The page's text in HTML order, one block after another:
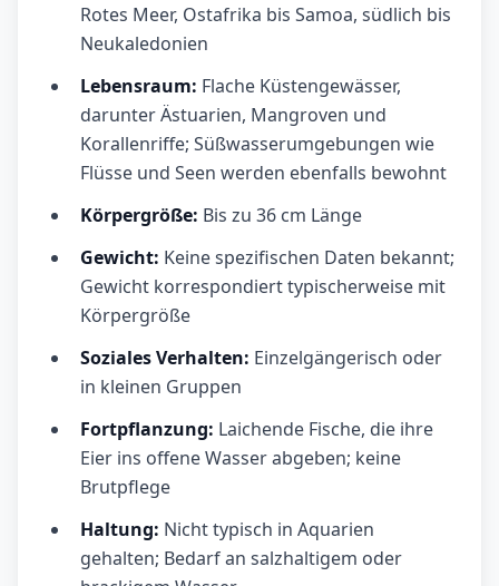
Rotes Meer, Ostafrika bis Samoa, südlich bis
Neukaledonien
Lebensraum: Flache Küstengewässer,
darunter Ästuarien, Mangroven und
Korallenriffe; Süßwasserumgebungen wie
Flüsse und Seen werden ebenfalls bewohnt
Körpergröße: Bis zu 36 cm Länge
Gewicht: Keine spezifischen Daten bekannt;
Gewicht korrespondiert typischerweise mit
Körpergröße
Soziales Verhalten: Einzelgängerisch oder
in kleinen Gruppen
Fortpflanzung: Laichende Fische, die ihre
Eier ins offene Wasser abgeben; keine
Brutpflege
Haltung: Nicht typisch in Aquarien
gehalten; Bedarf an salzhaltigem oder